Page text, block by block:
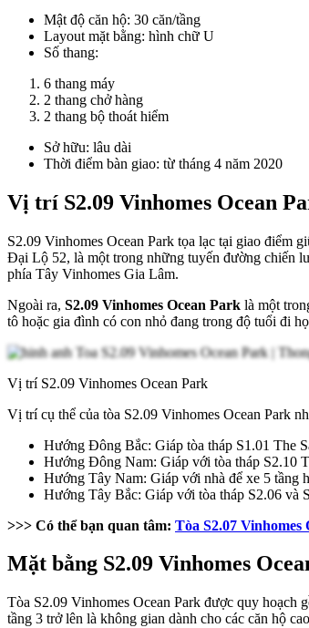
Mật độ căn hộ: 30 căn/tầng
Layout mặt bằng: hình chữ U
Số thang:
6 thang máy
2 thang chở hàng
2 thang bộ thoát hiểm
Sở hữu: lâu dài
Thời điểm bàn giao: từ tháng 4 năm 2020
Vị trí S2.09 Vinhomes Ocean
S2.09 Vinhomes Ocean Park tọa lạc tại giao điểm
Đại Lộ 52, là một trong những tuyến đường chiến
phía Tây Vinhomes Gia Lâm.
Ngoài ra, S2.09 Vinhomes Ocean Park là một
tô hoặc gia đình có con nhỏ đang trong độ tuổi đi
Vị trí S2.09 Vinhomes Ocean Park
Vị trí cụ thể của tòa S2.09 Vinhomes Ocean Park
Hướng Đông Bắc: Giáp tòa tháp S1.01 The
Hướng Đông Nam: Giáp với tòa tháp S2.10
Hướng Tây Nam: Giáp với nhà để xe 5 tầng
Hướng Tây Bắc: Giáp với tòa tháp S2.06 và
>>> Có thể bạn quan tâm: Tòa S2.07 Vinhomes
Mặt bằng S2.09 Vinhomes
Tòa S2.09 Vinhomes Ocean Park được quy hoạch
tầng 3 trở lên là không gian dành cho các căn hộ